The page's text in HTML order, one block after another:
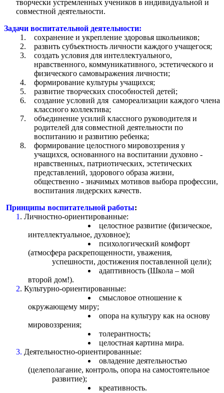
творчески устремленных учеников в индивидуальной и
совместной деятельности.
Задачи воспитательной деятельности:
сохранение и укрепление здоровья школьников;
развить субъектность личности каждого учащегося;
создать условия для интеллектуального,
нравственного, коммуникативного, эстетического и
физического самовыражения личности;
формирование культуры учащихся;
развитие творческих способностей детей;
создание условий для самореализации каждого члена
классного коллектива;
объединение усилий классного руководителя и
родителей для совместной деятельности по
воспитанию и развитию ребенка;
формирование целостного мировоззрения у
учащихся, основанного на воспитании духовно -
нравственных, патриотических, эстетических
представлений, здорового образа жизни,
общественно - значимых мотивов выбора профессии,
воспитания лидерских качеств.
Принципы воспитательной работы:
1 . Личностно-ориентированные:
целостное развитие (физическое,
интеллектуальное, духовное);
психологический комфорт
(атмосфера раскрепощенности, уважения,
успешности, достижения поставленной цели);
адаптивность (Школа – мой
второй дом!).
2. Культурно-ориентированные:
смысловое отношение к
окружающему миру;
опора на культуру как на основу
мировоззрения;
толерантность;
целостная картина мира.
3. Деятельностно-ориентированные:
овладение деятельностью
(целеполагание, контроль, опора на самостоятельное
развитие);
креативность.